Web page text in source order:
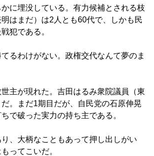
に埋没している。有力候補とされる枝
はまだ）は2人とも60代で、しかも民
犯である。
るわけがない。政権交代なんて夢のま
主が現れた。吉田はるみ衆院議員（東
。まだ1期目だが、自民党の石原伸晃
で破った実力の持ち主である。
、大柄なこともあって押し出しがい
ってこいだ。